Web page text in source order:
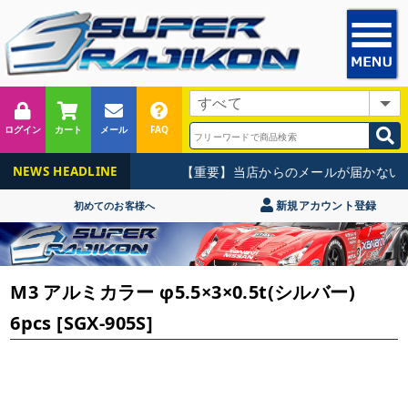
ログイン カート メール FAQ
NEWS HEADLINE 【重要】当店からのメールが届かない
初めてのお客様へ 新規アカウント登録
M3 アルミカラー φ5.5×3×0.5t(シルバー)
6pcs [SGX-905S]